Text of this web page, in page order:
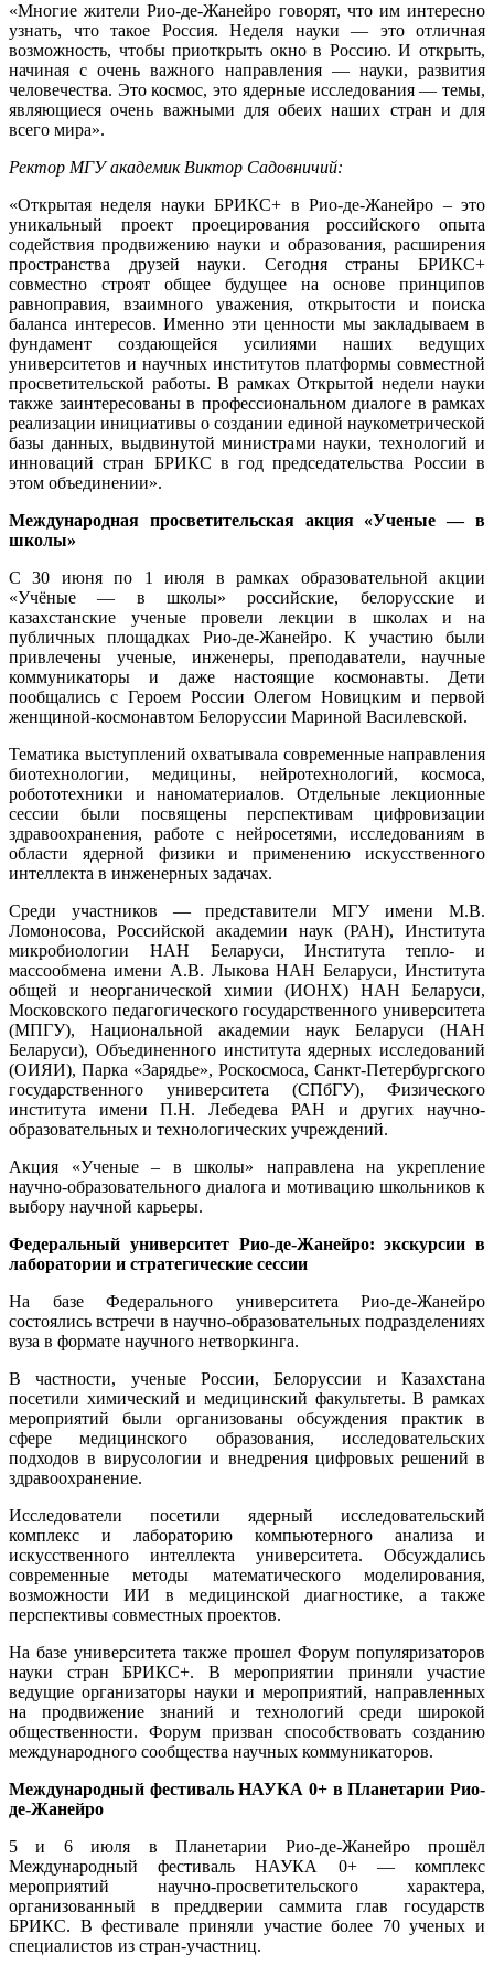
«Многие жители Рио-де-Жанейро говорят, что им интересно
узнать, что такое Россия. Неделя науки — это отличная
возможность, чтобы приоткрыть окно в Россию. И открыть,
начиная с очень важного направления — науки, развития
человечества. Это космос, это ядерные исследования — темы,
являющиеся очень важными для обеих наших стран и для
всего мира».
Ректор МГУ академик Виктор Садовничий:
«Открытая неделя науки БРИКС+ в Рио-де-Жанейро – это
уникальный проект проецирования российского опыта
содействия продвижению науки и образования, расширения
пространства друзей науки. Сегодня страны БРИКС+
совместно строят общее будущее на основе принципов
равноправия, взаимного уважения, открытости и поиска
баланса интересов. Именно эти ценности мы закладываем в
фундамент создающейся усилиями наших ведущих
университетов и научных институтов платформы совместной
просветительской работы. В рамках Открытой недели науки
также заинтересованы в профессиональном диалоге в рамках
реализации инициативы о создании единой наукометрической
базы данных, выдвинутой министрами науки, технологий и
инноваций стран БРИКС в год председательства России в
этом объединении».
Международная просветительская акция «Ученые — в
школы»
С 30 июня по 1 июля в рамках образовательной акции
«Учёные — в школы» российские, белорусские и
казахстанские ученые провели лекции в школах и на
публичных площадках Рио-де-Жанейро. К участию были
привлечены ученые, инженеры, преподаватели, научные
коммуникаторы и даже настоящие космонавты. Дети
пообщались с Героем России Олегом Новицким и первой
женщиной-космонавтом Белоруссии Мариной Василевской.
Тематика выступлений охватывала современные направления
биотехнологии, медицины, нейротехнологий, космоса,
робототехники и наноматериалов. Отдельные лекционные
сессии были посвящены перспективам цифровизации
здравоохранения, работе с нейросетями, исследованиям в
области ядерной физики и применению искусственного
интеллекта в инженерных задачах.
Среди участников — представители МГУ имени М.В.
Ломоносова, Российской академии наук (РАН), Института
микробиологии НАН Беларуси, Института тепло- и
массообмена имени А.В. Лыкова НАН Беларуси, Института
общей и неорганической химии (ИОНХ) НАН Беларуси,
Московского педагогического государственного университета
(МПГУ), Национальной академии наук Беларуси (НАН
Беларуси), Объединенного института ядерных исследований
(ОИЯИ), Парка «Зарядье», Роскосмоса, Санкт-Петербургского
государственного университета (СПбГУ), Физического
института имени П.Н. Лебедева РАН и других научно-
образовательных и технологических учреждений.
Акция «Ученые – в школы» направлена на укрепление
научно-образовательного диалога и мотивацию школьников к
выбору научной карьеры.
Федеральный университет Рио-де-Жанейро: экскурсии в
лаборатории и стратегические сессии
На базе Федерального университета Рио-де-Жанейро
состоялись встречи в научно-образовательных подразделениях
вуза в формате научного нетворкинга.
В частности, ученые России, Белоруссии и Казахстана
посетили химический и медицинский факультеты. В рамках
мероприятий были организованы обсуждения практик в
сфере медицинского образования, исследовательских
подходов в вирусологии и внедрения цифровых решений в
здравоохранение.
Исследователи посетили ядерный исследовательский
комплекс и лабораторию компьютерного анализа и
искусственного интеллекта университета. Обсуждались
современные методы математического моделирования,
возможности ИИ в медицинской диагностике, а также
перспективы совместных проектов.
На базе университета также прошел Форум популяризаторов
науки стран БРИКС+. В мероприятии приняли участие
ведущие организаторы науки и мероприятий, направленных
на продвижение знаний и технологий среди широкой
общественности. Форум призван способствовать созданию
международного сообщества научных коммуникаторов.
Международный фестиваль НАУКА 0+ в Планетарии Рио-
де-Жанейро
5 и 6 июля в Планетарии Рио-де-Жанейро прошёл
Международный фестиваль НАУКА 0+ — комплекс
мероприятий научно-просветительского характера,
организованный в преддверии саммита глав государств
БРИКС. В фестивале приняли участие более 70 ученых и
специалистов из стран-участниц.